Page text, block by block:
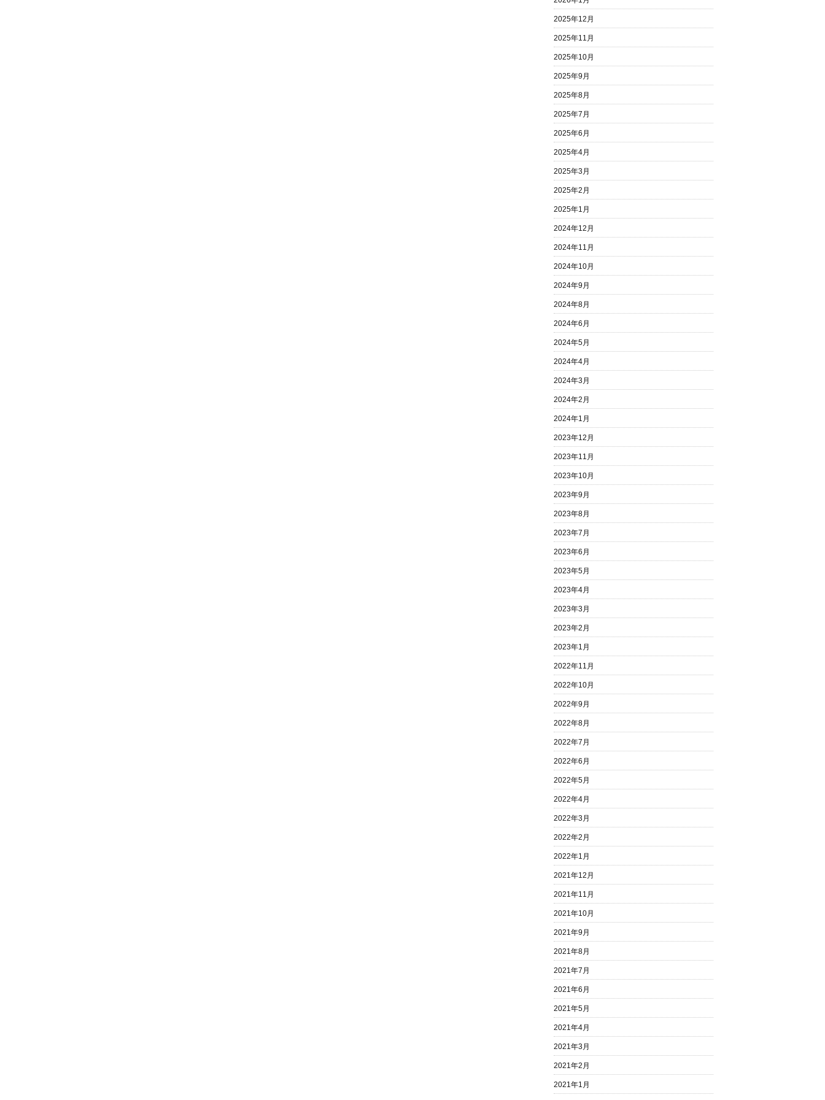
2025年12月
2025年11月
2025年10月
2025年9月
2025年8月
2025年7月
2025年6月
2025年4月
2025年3月
2025年2月
2025年1月
2024年12月
2024年11月
2024年10月
2024年9月
2024年8月
2024年6月
2024年5月
2024年4月
2024年3月
2024年2月
2024年1月
2023年12月
2023年11月
2023年10月
2023年9月
2023年8月
2023年7月
2023年6月
2023年5月
2023年4月
2023年3月
2023年2月
2023年1月
2022年11月
2022年10月
2022年9月
2022年8月
2022年7月
2022年6月
2022年5月
2022年4月
2022年3月
2022年2月
2022年1月
2021年12月
2021年11月
2021年10月
2021年9月
2021年8月
2021年7月
2021年6月
2021年5月
2021年4月
2021年3月
2021年2月
2021年1月